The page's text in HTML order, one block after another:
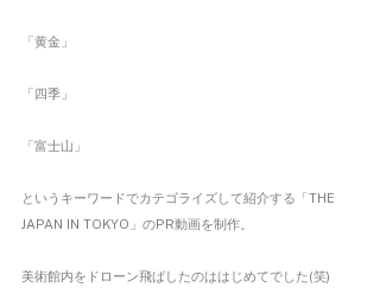
「黄金」
「四季」
「富士山」
というキーワードでカテゴライズして紹介する「THE
JAPAN IN TOKYO」のPR動画を制作。
美術館内をドローン飛ばしたのははじめてでした(笑)